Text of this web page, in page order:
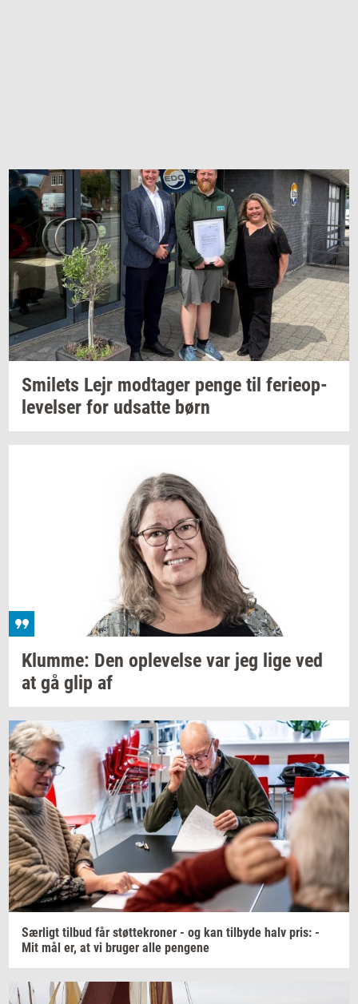
Smilets Lejr mod­ta­ger penge til fe­ri­e­op­
le­vel­ser for ud­sat­te børn
Klum­me: Den op­le­vel­se var jeg lige ved
at gå glip af
Sær­ligt til­bud får støt­te­kro­ner - og kan til­by­de halv pris: -
Mit mål er, at vi bru­ger alle pen­ge­ne